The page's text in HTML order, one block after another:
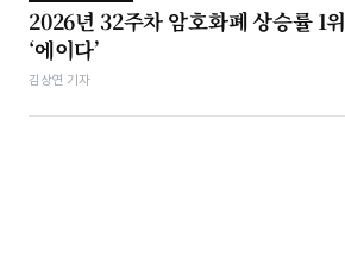
2026년 32주차 암호화폐 상승률 1위
‘에이다’
김상연 기자